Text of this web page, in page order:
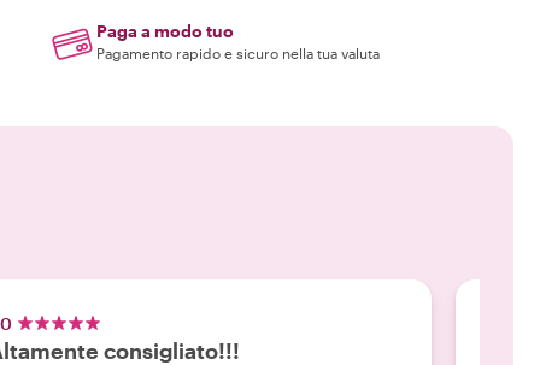
Paga a modo tuo
Pagamento rapido e sicuro nella tua valuta
consigliato!!!